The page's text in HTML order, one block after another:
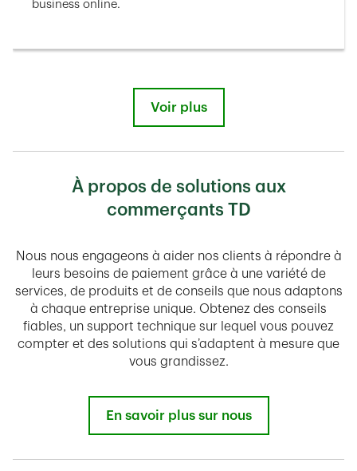
business online.
Voir plus
À propos de solutions aux
commerçants TD
Nous nous engageons à aider nos clients à répondre à
leurs besoins de paiement grâce à une variété de
services, de produits et de conseils que nous adaptons
à chaque entreprise unique. Obtenez des conseils
fiables, un support technique sur lequel vous pouvez
compter et des solutions qui s’adaptent à mesure que
vous grandissez.
En savoir plus sur nous